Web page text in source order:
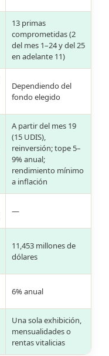
13 primas
comprometidas (2
del mes 1–24 y del 25
en adelante 11)
Dependiendo del
fondo elegido
A partir del mes 19
(15 UDIS),
reinversión; tope 5–
9% anual;
rendimiento mínimo
a inflación
—
11,453 millones de
dólares
6% anual
Una sola exhibición,
mensualidades o
rentas vitalicias